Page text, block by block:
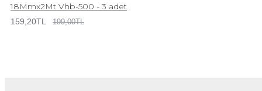
18Mmx2Mt Vhb-500 - 3 adet
159,20TL 199,00TL